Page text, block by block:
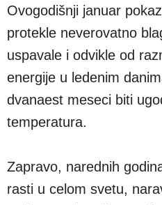
Ovogodišnji januar
protekle neverovatno
uspavale i odvikle od
energije u ledenim
dvanaest meseci biti
temperatura.
Zapravo, narednih
rasti u celom svetu,